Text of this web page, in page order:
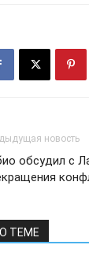
новость
обсудил с
ТЕМЕ